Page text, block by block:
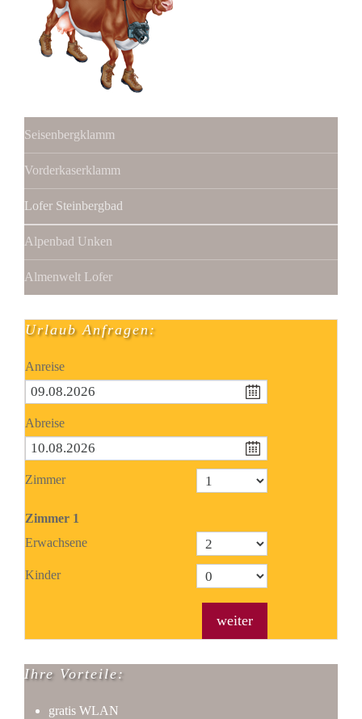
Seisenbergklamm
Vorderkaserklamm
Lofer Steinbergbad
Alpenbad Unken
Almenwelt Lofer
Urlaub Anfragen:
Anreise
Abreise
Zimmer
Zimmer 1
Erwachsene
Kinder
weiter
Ihre Vorteile:
gratis WLAN